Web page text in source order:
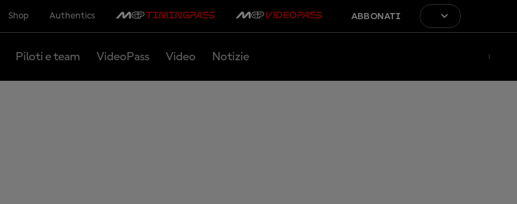
Shop Authentics ABBONATI
Piloti e team VideoPass Video Notizie